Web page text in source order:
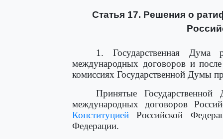
Статья 17. Решения о
1. Государственная Дума
международных договоров и
комиссиях Государственной Думы
Принятые
международных договоров
Конституцией Российской
Федерации.